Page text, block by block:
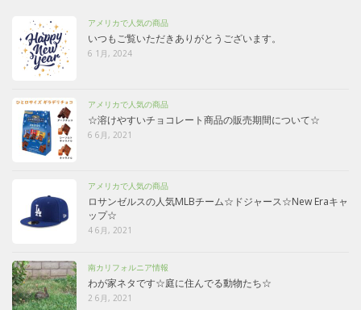
アメリカで人気の商品
いつもご覧いただきありがとうございます。
6 1月, 2024
アメリカで人気の商品
☆溶けやすいチョコレート商品の販売期間について☆
6 6月, 2021
アメリカで人気の商品
ロサンゼルスの人気MLBチーム☆ドジャース☆New Eraキャ
ップ☆
4 6月, 2021
南カリフォルニア情報
わが家ネタです☆庭に住んでる動物たち☆
2 6月, 2021